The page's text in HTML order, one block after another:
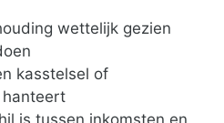
wettelijk gezien
kasstelsel of
is tussen inkomsten en